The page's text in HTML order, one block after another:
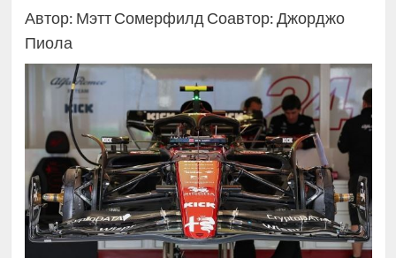
Автор: Мэтт Сомерфилд Соавтор: Джорджо
Пиола